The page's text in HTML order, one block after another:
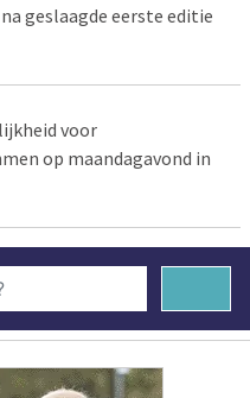
geslaagde eerste editie
voor
op maandagavond in